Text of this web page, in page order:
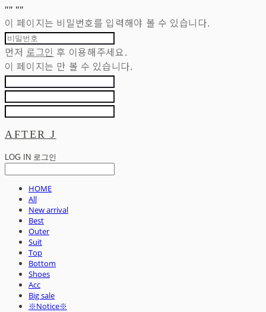
"" ""
이 페이지는 비밀번호를 입력해야 볼 수 있습니다.
먼저 로그인 후 이용해주세요.
이 페이지는 만 볼 수 있습니다.
AFTER J
LOG IN 로그인
HOME
All
New arrival
Best
Outer
Suit
Top
Bottom
Shoes
Acc
Big sale
※Notice※